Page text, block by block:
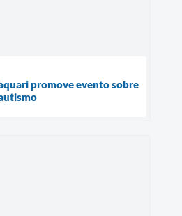
promove evento sobre